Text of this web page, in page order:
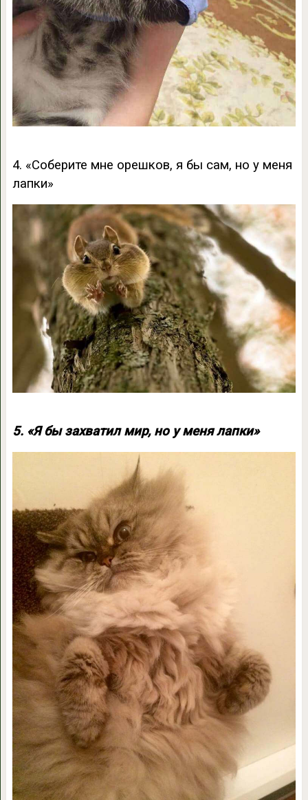
4. «Соберите мне орешков, я бы сам, но у меня
лапки»
5. «Я бы захватил мир, но у меня лапки»